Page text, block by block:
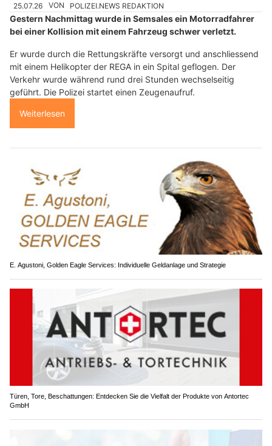
25.07.26 VON POLIZEI.NEWS REDAKTION
Gestern Nachmittag wurde in Semsales ein Motorradfahrer
bei einer Kollision mit einem Fahrzeug schwer verletzt.
Er wurde durch die Rettungskräfte versorgt und anschliessend
mit einem Helikopter der REGA in ein Spital geflogen. Der
Verkehr wurde während rund drei Stunden wechselseitig
geführt. Die Polizei startet einen Zeugenaufruf.
Weiterlesen
E. Agustoni, Golden Eagle Services: Individuelle Geldanlage und Strategie
Türen, Tore, Beschattungen: Entdecken Sie die Vielfalt der Produkte von Antortec
GmbH